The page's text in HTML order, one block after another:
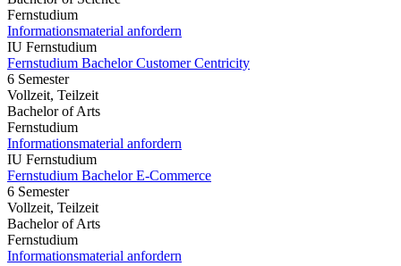
Fernstudium
Informationsmaterial anfordern
IU Fernstudium
Fernstudium Bachelor Customer Centricity
6 Semester
Vollzeit, Teilzeit
Bachelor of Arts
Fernstudium
Informationsmaterial anfordern
IU Fernstudium
Fernstudium Bachelor E-Commerce
6 Semester
Vollzeit, Teilzeit
Bachelor of Arts
Fernstudium
Informationsmaterial anfordern